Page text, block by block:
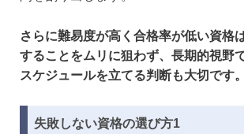
さらに難易度が高く合格率が低い資格
することをムリに狙わず、長期的視野
スケジュールを立てる判断も大切です。
失敗しない資格の選び方1